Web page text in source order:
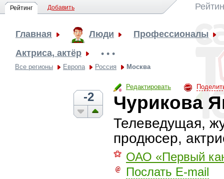
Рейтинг Добавить
Главная Люди
Профессионалы
Актриса, актёр
• • •
Все регионы Европа Россия Москва
Редактировать
-2 Чурикова
Телеведущая,
продюсер,
⚝ ОАО «Первый
Послать E-mail